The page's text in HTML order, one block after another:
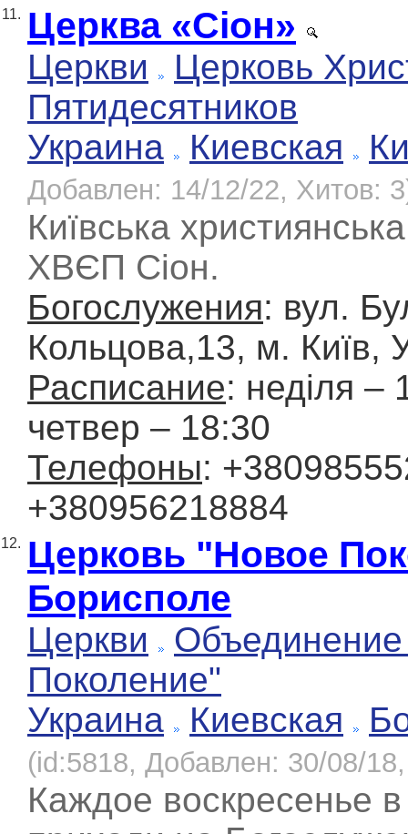
11. Церква «Сіон»
Церкви
Церковь
Пятидесятников
Украина
Киевская
Добавлен: 14/12/22, Хитов:
Київська
ХВЄП Сіон.
Богослужения: вул.
Кольцова,13, м. Київ,
Расписание: неділя –
четвер – 18:30
Телефоны:
+380956218884
12. Церковь "Новое
Борисполе
Церкви
Поколение"
Украина
Киевская
(id:5818, Добавлен: 30/08/
Каждое воскресенье